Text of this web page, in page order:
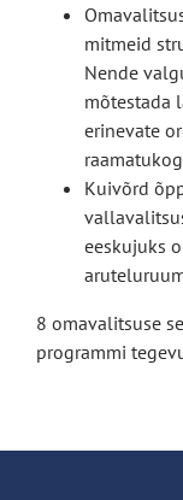
mitmeid
Nende
mõtestada
erinevate
Kuivõrd
eeskujuks
8 omavalitsuse
programmi